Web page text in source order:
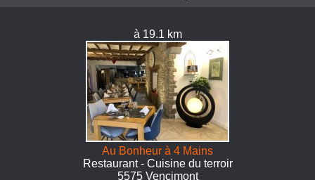
à 19.1 km
Au Bonheur à 4 Mains
Restaurant - Cuisine du terroir
5575 Vencimont